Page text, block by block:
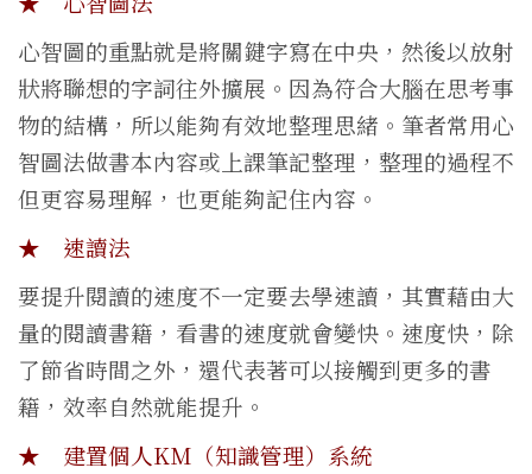
心智圖的重點就是將關鍵字寫在中央，然後以放射
狀將聯想的字詞往外擴展。因為符合大腦在思考事
物的結構，所以能夠有效地整理思緒。筆者常用心
智圖法做書本內容或上課筆記整理，整理的過程不
但更容易理解，也更能夠記住內容。
★ 速讀法
要提升閱讀的速度不一定要去學速讀，其實藉由大
量的閱讀書籍，看書的速度就會變快。速度快，除
了節省時間之外，還代表著可以接觸到更多的書
籍，效率自然就能提升。
★ 建置個人KM（知識管理）系統